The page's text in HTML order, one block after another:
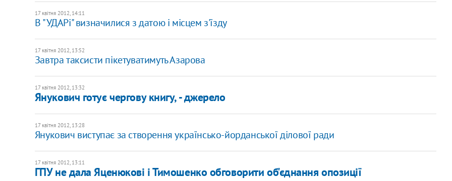
17 квітня 2012, 14:11
В "УДАРі" визначилися з датою і місцем з'їзду
17 квітня 2012, 13:52
Завтра таксисти пікетуватимуть Азарова
17 квітня 2012, 13:32
Янукович готує чергову книгу, - джерело
17 квітня 2012, 13:28
Янукович виступає за створення українсько-йорданської ділової ради
17 квітня 2012, 13:11
ГПУ не дала Яценюкові і Тимошенко обговорити об'єднання опозиції